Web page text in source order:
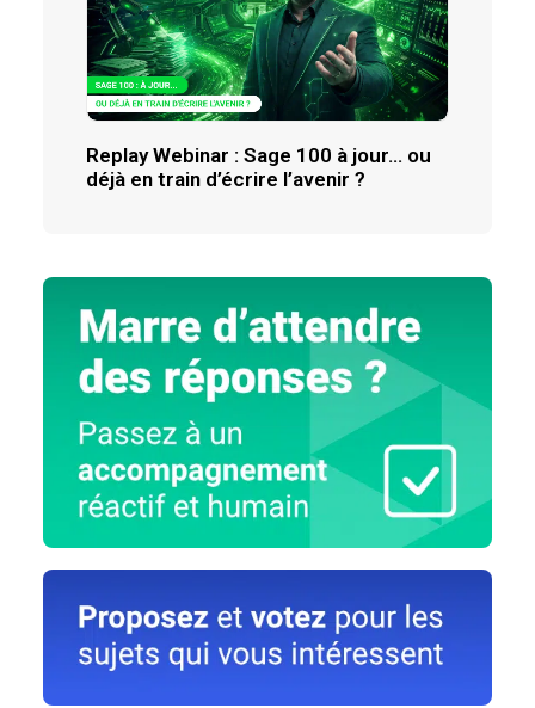
Replay Webinar : Sage 100 à jour… ou
déjà en train d’écrire l’avenir ?